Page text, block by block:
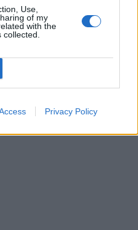
Use,
of my
with the
Privacy Policy